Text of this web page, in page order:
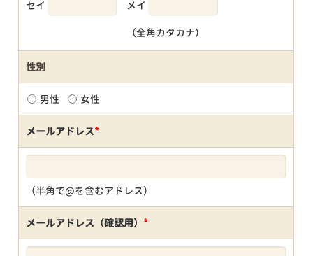
セイ メイ
（全角カタカナ）
性別
男性 女性
メールアドレス*
（半角で@を含むアドレス）
メールアドレス（確認用） *